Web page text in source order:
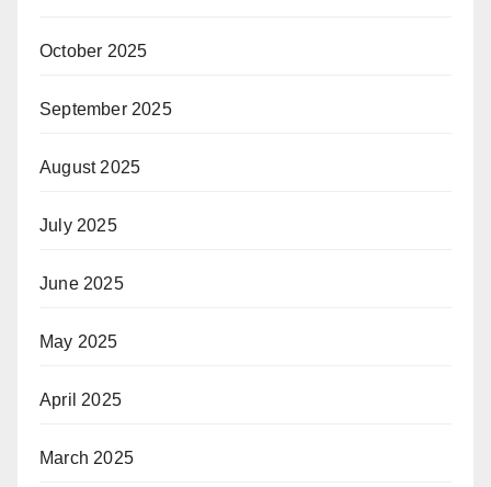
October 2025
September 2025
August 2025
July 2025
June 2025
May 2025
April 2025
March 2025